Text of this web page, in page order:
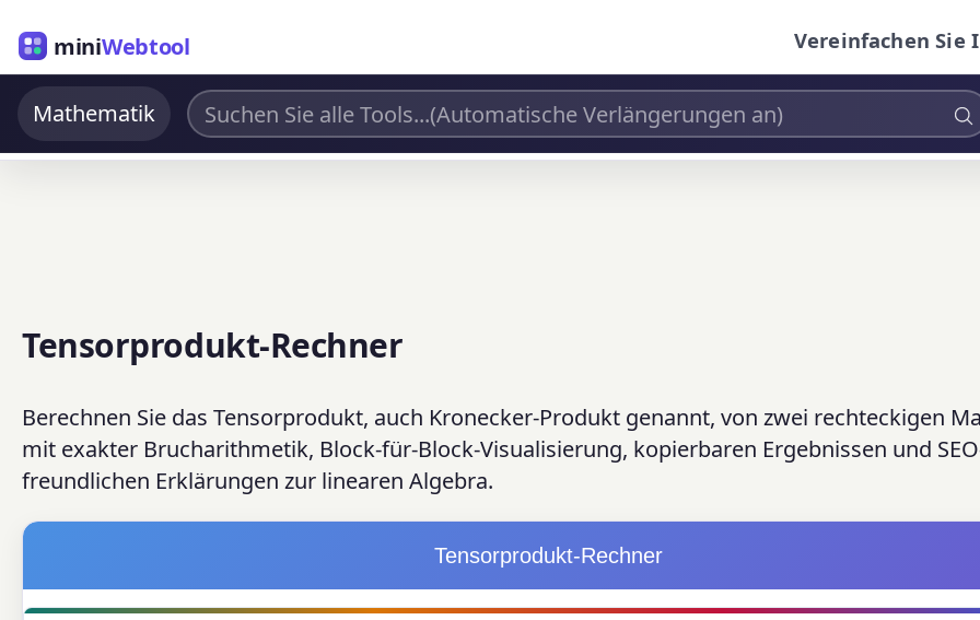
miniWebtool Vereinfachen Sie
Mathematik
Tensorprodukt-Rechner
Berechnen Sie das Tensorprodukt, auch Kronecker-Produkt genannt, von zwei rechteckigen
mit exakter Brucharithmetik, Block-für-Block-Visualisierung, kopierbaren Ergebnissen und
freundlichen Erklärungen zur linearen Algebra.
Tensorprodukt-Rechner